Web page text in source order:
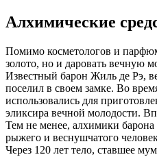
Алхимические
Помимо косметологов и
золото, но и даровать вечную
Известный барон Жиль де Рэ,
поселил в своем замке. Во
использовались для
эликсира вечной молодости.
Тем не менее, алхимики барона
рыжего и веснушчатого
Через 120 лет тело, ставшее